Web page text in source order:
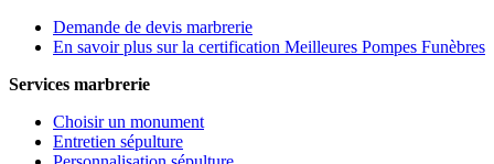
Demande de devis marbrerie
En savoir plus sur la certification Meilleures Pompes Funèbres
Services marbrerie
Choisir un monument
Entretien sépulture